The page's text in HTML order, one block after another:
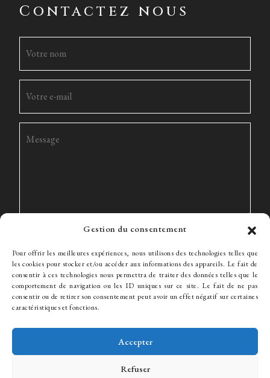
Gestion du consentement
Pour offrir les meilleures expériences, nous utilisons des technologies telles que
les cookies pour stocker et/ou accéder aux informations des appareils. Le fait de
consentir à ces technologies nous permettra de traiter des données telles que le
comportement de navigation ou les ID uniques sur ce site. Le fait de ne pas
consentir ou de retirer son consentement peut avoir un effet négatif sur certaines
caractéristiques et fonctions.
Accepter
Refuser
Contactez nous
Le Cabinet Expertise L’équipe Actualités
Honoraires
© WJ Avocats 2024